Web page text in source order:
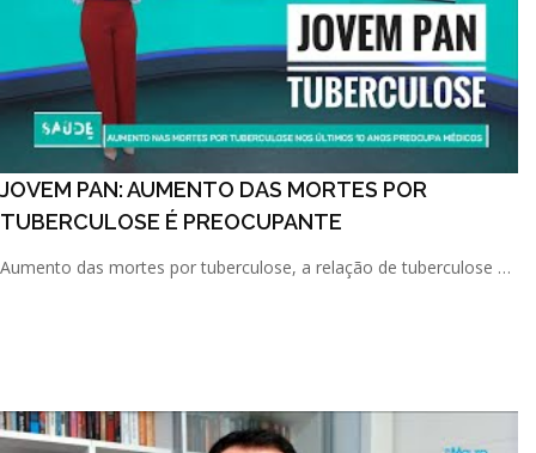
JOVEM PAN: AUMENTO DAS MORTES POR
TUBERCULOSE É PREOCUPANTE
Aumento das mortes por tuberculose, a relação de tuberculose e